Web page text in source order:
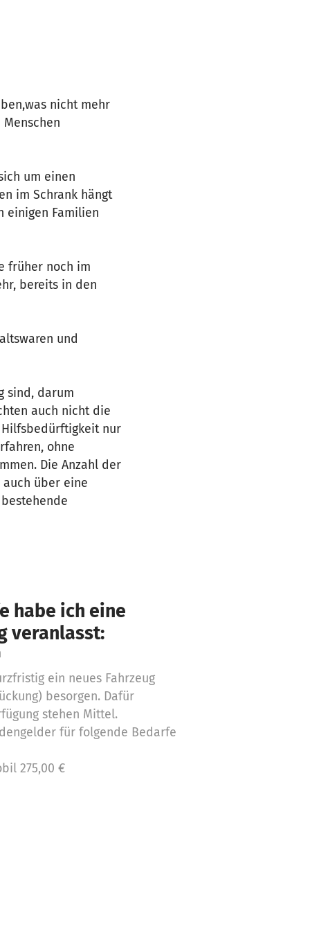
nicht mehr
um einen
im Schrank hängt
einigen Familien
früher noch im
bereits in den
und
sind, darum
auch nicht die
nur
ohne
Die Anzahl der
über eine
habe ich eine
veranlasst:
ein neues Fahrzeug
besorgen. Dafür
stehen Mittel.
für folgende Bedarfe
275,00 €